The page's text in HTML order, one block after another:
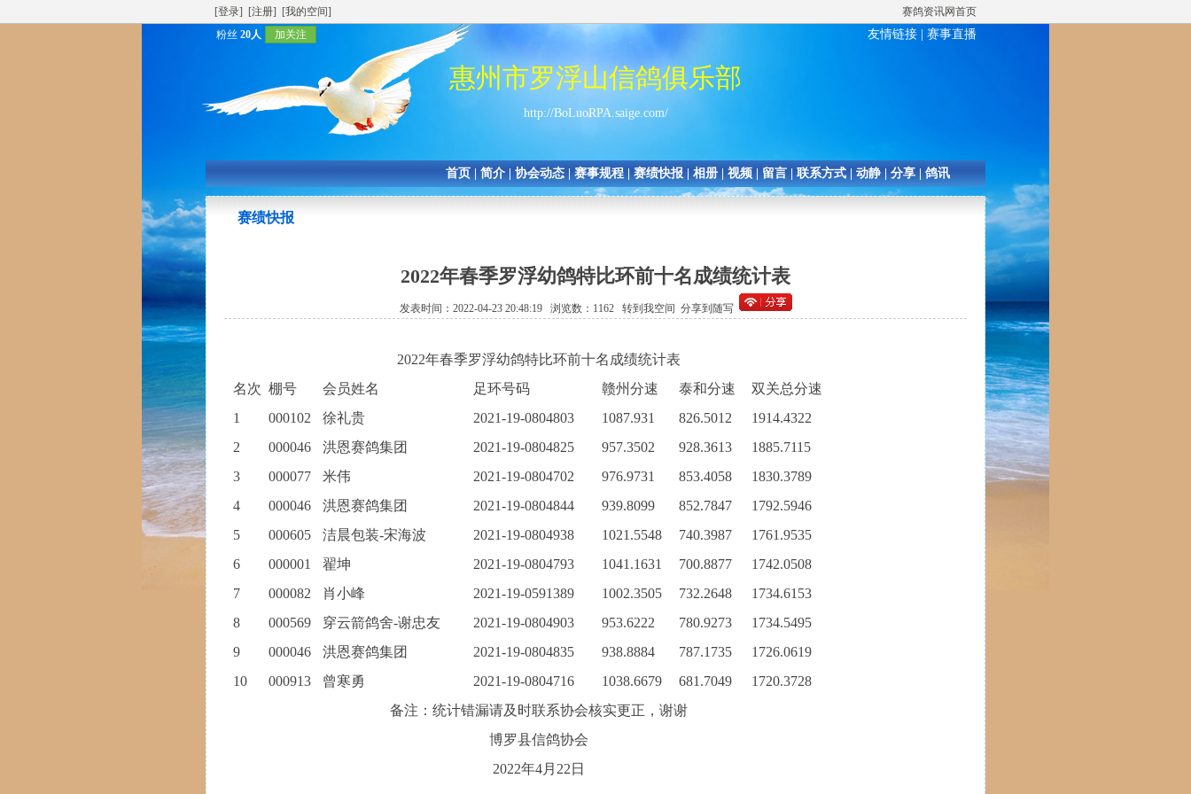
[登录] [注册] [我的空间]
赛鸽资讯网首页
粉丝 20人 加关注 友情链接 赛事直播
惠州市罗浮山信鸽俱乐部
http://BoLuoRPA.saige.com/
首页 简介 协会动态 赛事规程 赛绩快报 相册 视频 留言 联系方式 动静 分享 鸽讯
赛绩快报
2022年春季罗浮幼鸽特比环前十名成绩统计表
发表时间：2022-04-23 20:48:19 浏览数：1162 转到我空间 分享到随写
2022年春季罗浮幼鸽特比环前十名成绩统计表
名次 棚号 会员姓名 足环号码 赣州分速 泰和分速
双关总分速
1
000102 徐礼贵 2021-19-0804803 1087.931 826.5012
1914.4322
2
000046 洪恩赛鸽集团 2021-19-0804825 957.3502 928.3613
1885.7115
3
000077 米伟 2021-19-0804702 976.9731 853.4058
1830.3789
4
000046 洪恩赛鸽集团 2021-19-0804844 939.8099 852.7847
1792.5946
5
000605 洁晨包装-宋海波 2021-19-0804938 1021.5548 740.3987
1761.9535
6
000001 翟坤 2021-19-0804793 1041.1631 700.8877
1742.0508
7
000082 肖小峰 2021-19-0591389 1002.3505 732.2648
1734.6153
8
000569 穿云箭鸽舍-谢忠友 2021-19-0804903 953.6222 780.9273
1734.5495
9
000046 洪恩赛鸽集团 2021-19-0804835 938.8884 787.1735
1726.0619
10
000913 曾寒勇 2021-19-0804716 1038.6679 681.7049
1720.3728
备注：统计错漏请及时联系协会核实更正，谢谢
博罗县信鸽协会
2022年4月22日